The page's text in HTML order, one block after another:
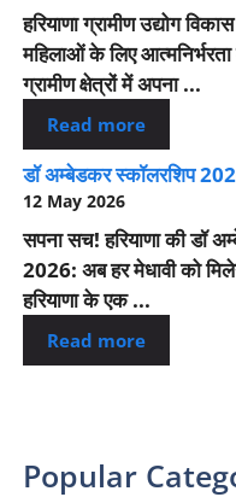
हरियाणा ग्रामीण उद्योग
महिलाओं के लिए
ग्रामीण क्षेत्रों में अपना ...
Read more
डॉ अम्बेडकर स्कॉलरशिप
12 May 2026
सपना सच! हरियाणा की डॉ
2026: अब हर मेधावी को
हरियाणा के एक ...
Read more
Popular